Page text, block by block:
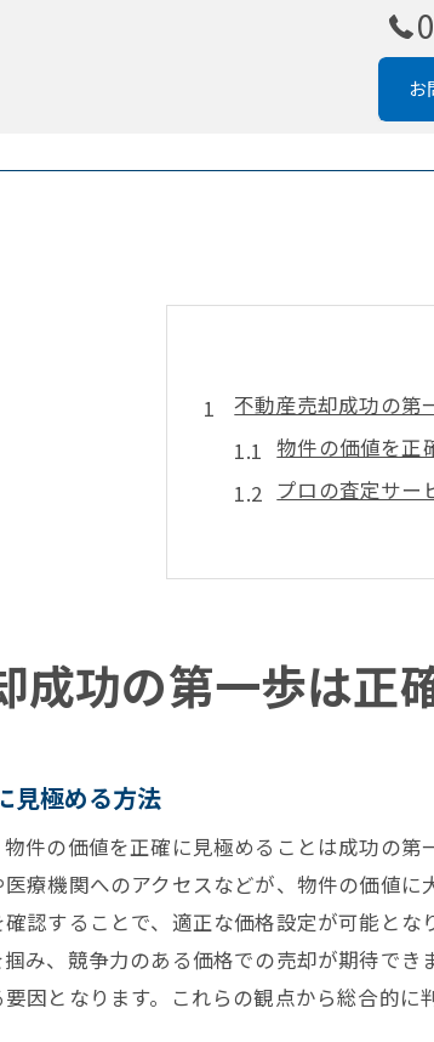
お
不動産売却成功の第
物件の価値を正
プロの査定サー
自分で行う査定
地域市場の動向
オンライン査定
戦略的マーケティ
ソーシャルメ
オープンハウス
売却戦略におけ
適正価格設定が不動
成功の第一歩は正
見極める方法
件の価値を正確に見極めることは成功の
療機関へのアクセスなどが、物件の価値
認することで、適正な価格設定が可能と
み、競争力のある価格での売却が期待で
因となります。これらの観点から総合的